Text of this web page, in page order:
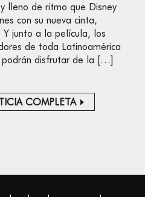
lleno de ritmo que Disney
con su nueva cinta,
Y junto a la película, los
de toda Latinoamérica
podrán disfrutar de la […]
COMPLETA